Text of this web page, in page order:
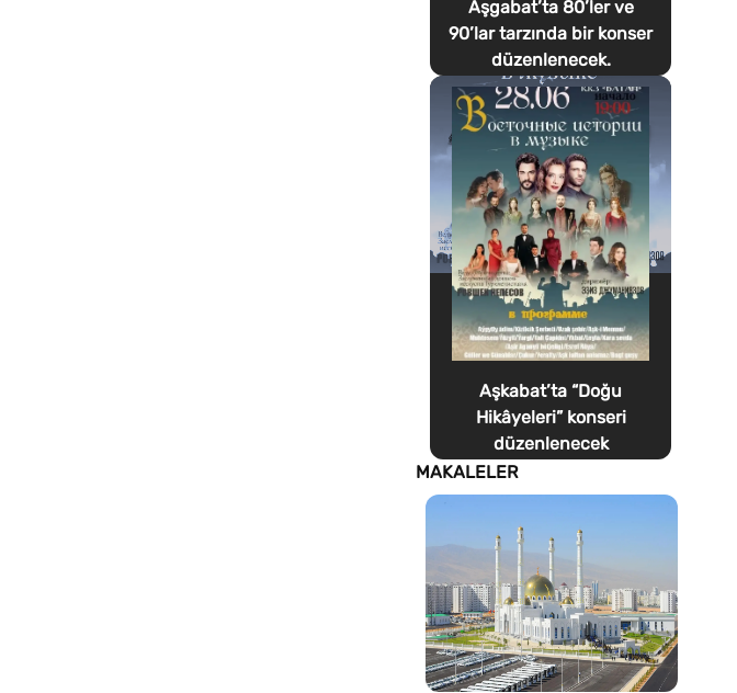
Aşgabat’ta 80’ler ve
90’lar tarzında bir konser
düzenlenecek.
Aşkabat’ta “Doğu
Hikâyeleri” konseri
düzenlenecek
MAKALELER